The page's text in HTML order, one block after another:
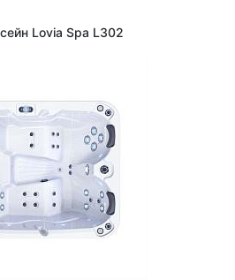
Lovia Spa L302